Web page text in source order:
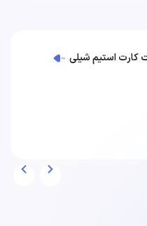
کارت استیم شیلی